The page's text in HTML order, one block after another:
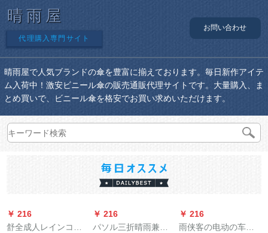
晴雨屋
代理購入専門サイト
お問い合わせ
晴雨屋で人気ブランドの傘を豊富に揃えております。毎日新作アイテ
ム入荷中！激安ビニール傘の販売通販代理サイトです。大量購入、ま
とめ買いで、ビニール傘を格安でお買い求めいただけます。
￥ 216
舒全成人レインコー
￥ 216
パソル三折晴雨兼用
￥ 216
雨侠客の电动の车の